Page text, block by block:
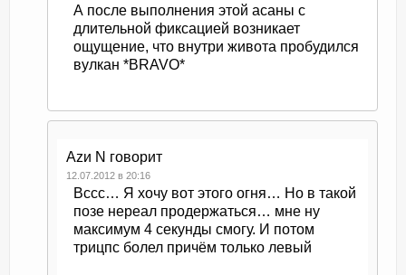
А после выполнения этой асаны с
длительной фиксацией возникает
ощущение, что внутри живота пробудился
вулкан *BRAVO*
Azи N говорит
12.07.2012 в 20:16
Вссс… Я хочу вот этого огня… Но в такой
позе нереал продержаться… мне ну
максимум 4 секунды смогу. И потом
трицпс болел причём только левый